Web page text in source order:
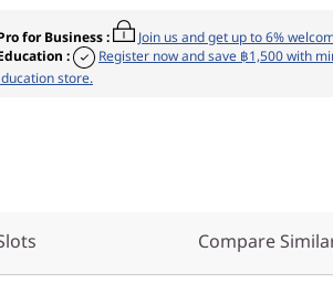
for Business:
Join us and get up to 6%
:
Register now and save ฿1,500 with
store.
Compare